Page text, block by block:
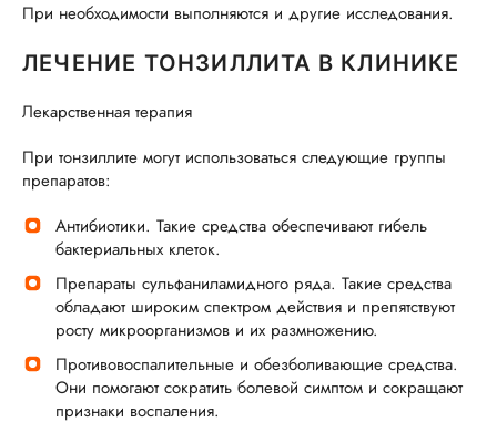
При необходимости выполняются и другие исследования.
ЛЕЧЕНИЕ ТОНЗИЛЛИТА В КЛИНИКЕ
Лекарственная терапия
При тонзиллите могут использоваться следующие группы
препаратов:
Антибиотики. Такие средства обеспечивают гибель
бактериальных клеток.
Препараты сульфаниламидного ряда. Такие средства
обладают широким спектром действия и препятствуют
росту микроорганизмов и их размножению.
Противовоспалительные и обезболивающие средства.
Они помогают сократить болевой симптом и сокращают
признаки воспаления.